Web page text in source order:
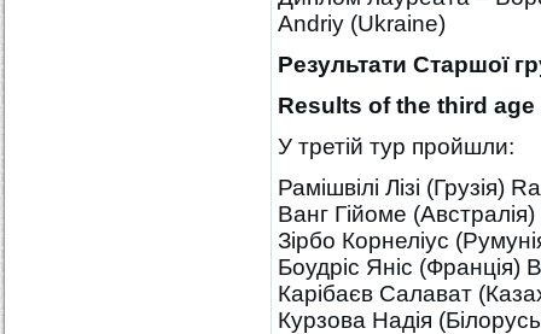
Andriy (Ukraine)
Результати Старшої
Results of the third age
У третій тур пройшли:
Рамішвілі Лізі (Грузія)
Ванг Гійоме
Зірбо Корнеліус
Боудріс Яніс (Франція)
Карібаєв Салават
Курзова Надія